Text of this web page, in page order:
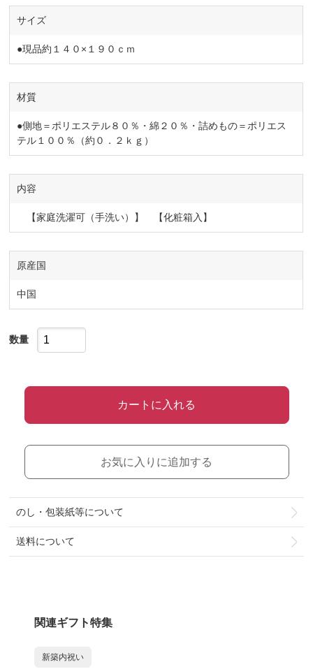
サイズ
●現品約１４０×１９０ｃｍ
材質
●側地＝ポリエステル８０％・綿２０％・詰めもの＝ポリエス
テル１００％（約０．２ｋｇ）
内容
【家庭洗濯可（手洗い）】 【化粧箱入】
原産国
中国
数量
カートに入れる
お気に入りに追加する
のし・包装紙等について
送料について
関連ギフト特集
新築内祝い